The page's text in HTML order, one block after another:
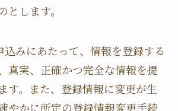
とします。
みにあたって、情報を登録する
真実、正確かつ完全な情報を提
す。また、登録情報に変更が生
やかに所定の登録情報変更手続